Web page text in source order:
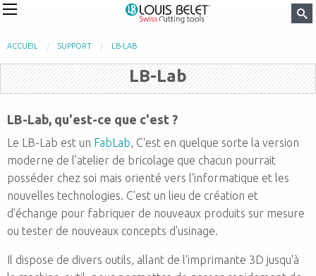
ACCUEIL SUPPORT LB-LAB
LB-Lab
LB-Lab, qu'est-ce que c'est ?
Le LB-Lab est un FabLab, C'est en quelque sorte la version
moderne de l'atelier de bricolage que chacun pourrait
posséder chez soi mais orienté vers l'informatique et les
nouvelles technologies. C'est un lieu de création et
d'échange pour fabriquer de nouveaux produits sur mesure
ou tester de nouveaux concepts d'usinage.
Il dispose de divers outils, allant de l'imprimante 3D jusqu'à